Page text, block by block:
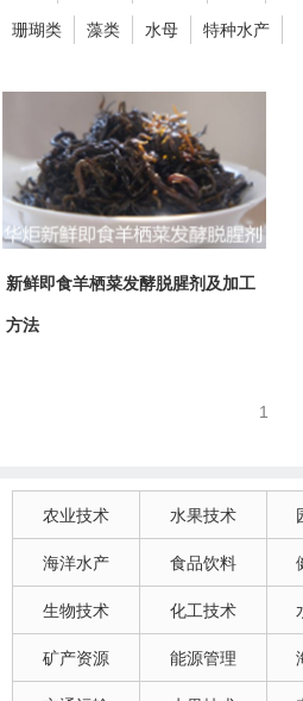
珊瑚类 藻类 水母 特种水产
新鲜即食羊栖菜发酵脱腥剂及加工
方法
1
农业技术 水果技术
海洋水产 食品饮料
生物技术 化工技术
矿产资源 能源管理